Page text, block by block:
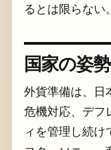
るとは限らない。
国家の姿
外貨準備は、日
危機対応、デフ
ィを管理し続け